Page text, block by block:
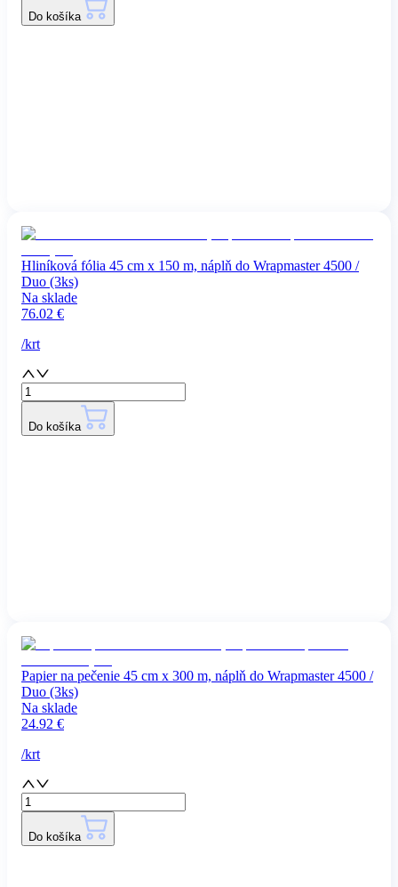
Do košíka
Hliníková fólia 45 cm x 150 m, náplň do Wrapmaster 4500 /
Duo (3ks)
Na sklade
76.02 €
/krt
Do košíka
Papier na pečenie 45 cm x 300 m, náplň do Wrapmaster 4500 /
Duo (3ks)
Na sklade
24.92 €
/krt
Do košíka